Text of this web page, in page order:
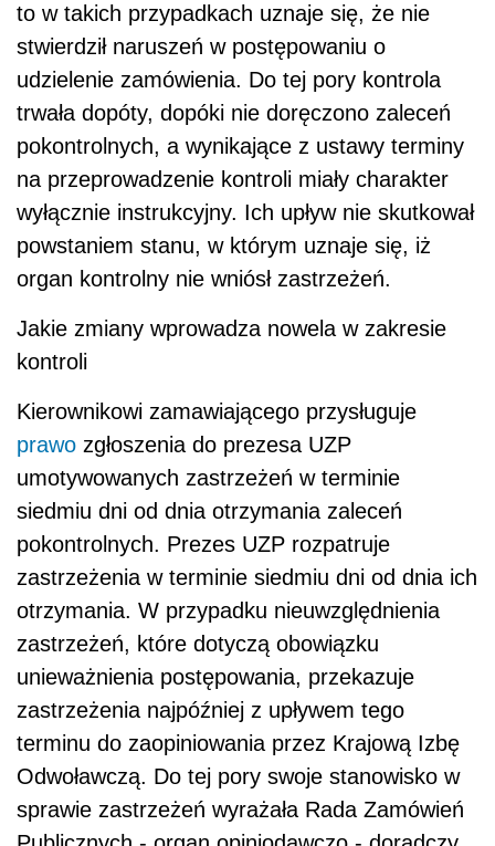
to w takich przypadkach uznaje się, że nie
stwierdził naruszeń w postępowaniu o
udzielenie zamówienia. Do tej pory kontrola
trwała dopóty, dopóki nie doręczono zaleceń
pokontrolnych, a wynikające z ustawy terminy
na przeprowadzenie kontroli miały charakter
wyłącznie instrukcyjny. Ich upływ nie skutkował
powstaniem stanu, w którym uznaje się, iż
organ kontrolny nie wniósł zastrzeżeń.
Jakie zmiany wprowadza nowela w zakresie
kontroli
Kierownikowi zamawiającego przysługuje
prawo zgłoszenia do prezesa UZP
umotywowanych zastrzeżeń w terminie
siedmiu dni od dnia otrzymania zaleceń
pokontrolnych. Prezes UZP rozpatruje
zastrzeżenia w terminie siedmiu dni od dnia ich
otrzymania. W przypadku nieuwzględnienia
zastrzeżeń, które dotyczą obowiązku
unieważnienia postępowania, przekazuje
zastrzeżenia najpóźniej z upływem tego
terminu do zaopiniowania przez Krajową Izbę
Odwoławczą. Do tej pory swoje stanowisko w
sprawie zastrzeżeń wyrażała Rada Zamówień